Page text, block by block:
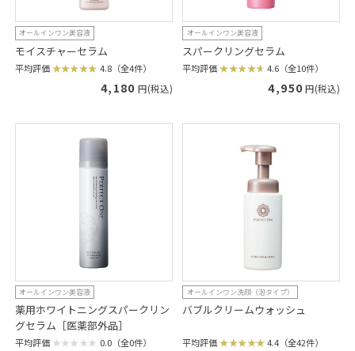
オールインワン美容液
モイスチャーセラム
平均評価 4.8（全4件）
4,180 円(税込)
オールインワン美容液
スパークリングセラム
平均評価 4.6（全10件）
4,950 円(税込)
オールインワン美容液
薬用ホワイトニングスパークリン
グセラム［医薬部外品］
平均評価 0.0（全0件）
オールインワン洗顔（泡タイプ）
バブルクリームウォッシュ
平均評価 4.4（全42件）